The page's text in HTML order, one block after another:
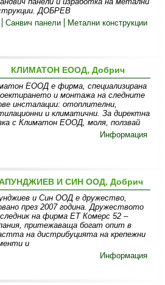
ДОБРЕВ
Санвич панели Метални конструкции
КЛИМАТОН ЕООД, Добрич
ЕООД е фирма, специализирана
и монтажа на следните
инсталации: отоплителни,
и климатични. За директна
с Климатон ЕООД, моля, ползвай
Информация
И СИН ООД, Добрич
и Син ООД е дружество,
през 2007 година. Дружеството
на фирма ЕТ Комерс 52 –
притежаваща богат опит в
на дистрибуцията на крепежни
и
Информация